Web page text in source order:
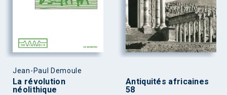
Jean-Paul Demoule
La révolution
néolithique
Antiquités africaines
58